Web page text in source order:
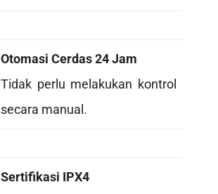
Otomasi Cerdas 24 Jam
Tidak perlu melakukan kontrol
secara manual.
Sertifikasi IPX4